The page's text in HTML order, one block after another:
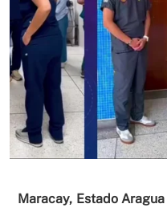
Maracay, Estado Aragua